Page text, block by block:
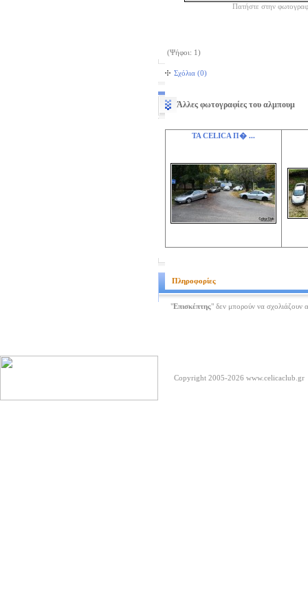
Πατήστε στην
(Ψήφοι: 1)
Σχόλια (0)
Άλλες φωτογραφίες του αλμπουμ
ΤΑ CELICA Π� ...
Πληροφορίες
"Επισκέπτης" δεν μπορούν να σχολιάζουν
Copyright 2005-2026 www.celicaclub.gr